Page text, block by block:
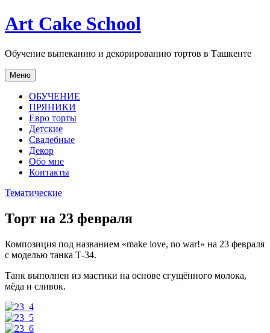
Перейти
к
Art Cake School
Обучение выпеканию и декорированию тортов в Ташкенте
Меню
ОБУЧЕНИЕ
ПРЯНИКИ
Евро торты
Детские
Свадебные
Декор
Обо мне
Контакты
Тематические
Торт на 23 февраля
Композиция под названием «make love, no war!» на 23 февраля
с моделью танка Т-34.
Танк выполнен из мастики на основе сгущённого молока,
мёда и сливок.